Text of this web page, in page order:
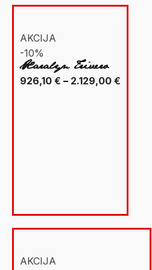
AKCIJA
-10%
Xaralyn Trivero
926,10 € – 2.129,00 €
AKCIJA